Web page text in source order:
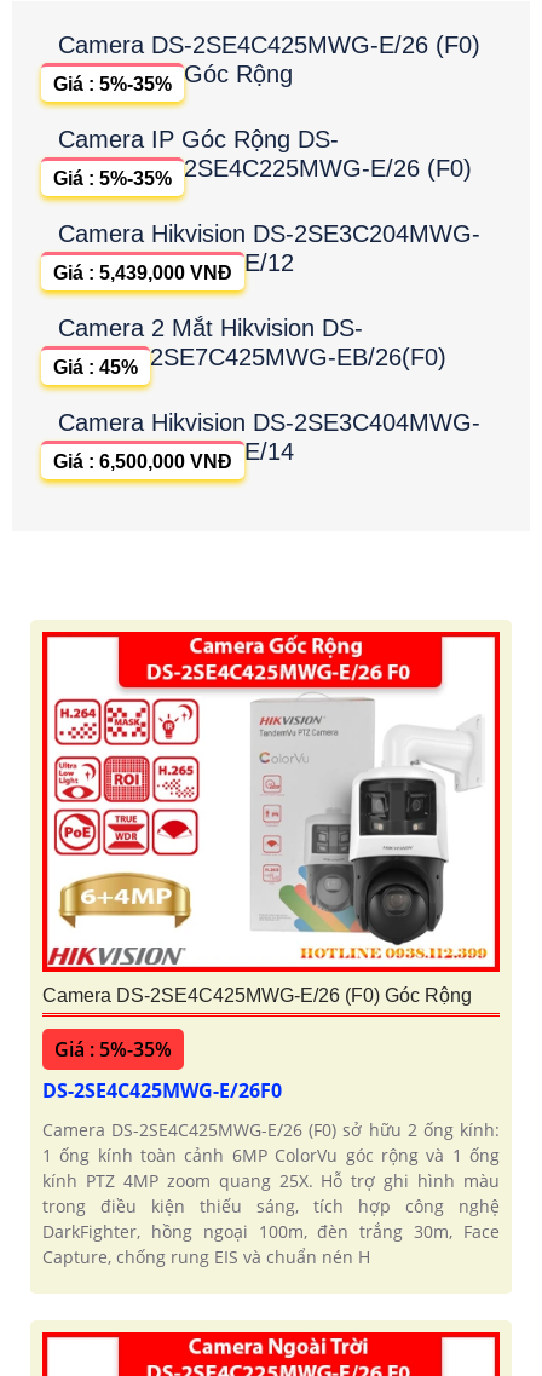
Camera DS-2SE4C425MWG-E/26 (F0)
Góc Rộng
Giá : 5%-35%
Camera IP Góc Rộng DS-
2SE4C225MWG-E/26 (F0)
Giá : 5%-35%
Camera Hikvision DS-2SE3C204MWG-
E/12
Giá : 5,439,000 VNĐ
Camera 2 Mắt Hikvision DS-
2SE7C425MWG-EB/26(F0)
Giá : 45%
Camera Hikvision DS-2SE3C404MWG-
E/14
Giá : 6,500,000 VNĐ
Camera DS-2SE4C425MWG-E/26 (F0) Góc Rộng
Giá : 5%-35%
DS-2SE4C425MWG-E/26F0
Camera DS-2SE4C425MWG-E/26 (F0) sở hữu 2 ống kính:
1 ống kính toàn cảnh 6MP ColorVu góc rộng và 1 ống
kính PTZ 4MP zoom quang 25X. Hỗ trợ ghi hình màu
trong điều kiện thiếu sáng, tích hợp công nghệ
DarkFighter, hồng ngoại 100m, đèn trắng 30m, Face
Capture, chống rung EIS và chuẩn nén H